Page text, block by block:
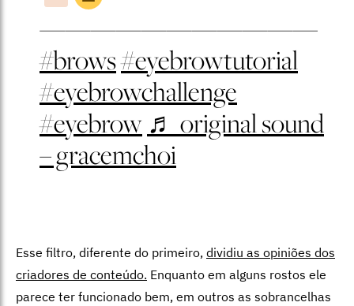
———————————
#brows#eyebrowtutorial
#eyebrowchallenge
#eyebrow ♬ original sound
– gracemchoi
Esse filtro, diferente do primeiro, dividiu as opiniões dos
criadores de conteúdo. Enquanto em alguns rostos ele
parece ter funcionado bem, em outros as sobrancelhas